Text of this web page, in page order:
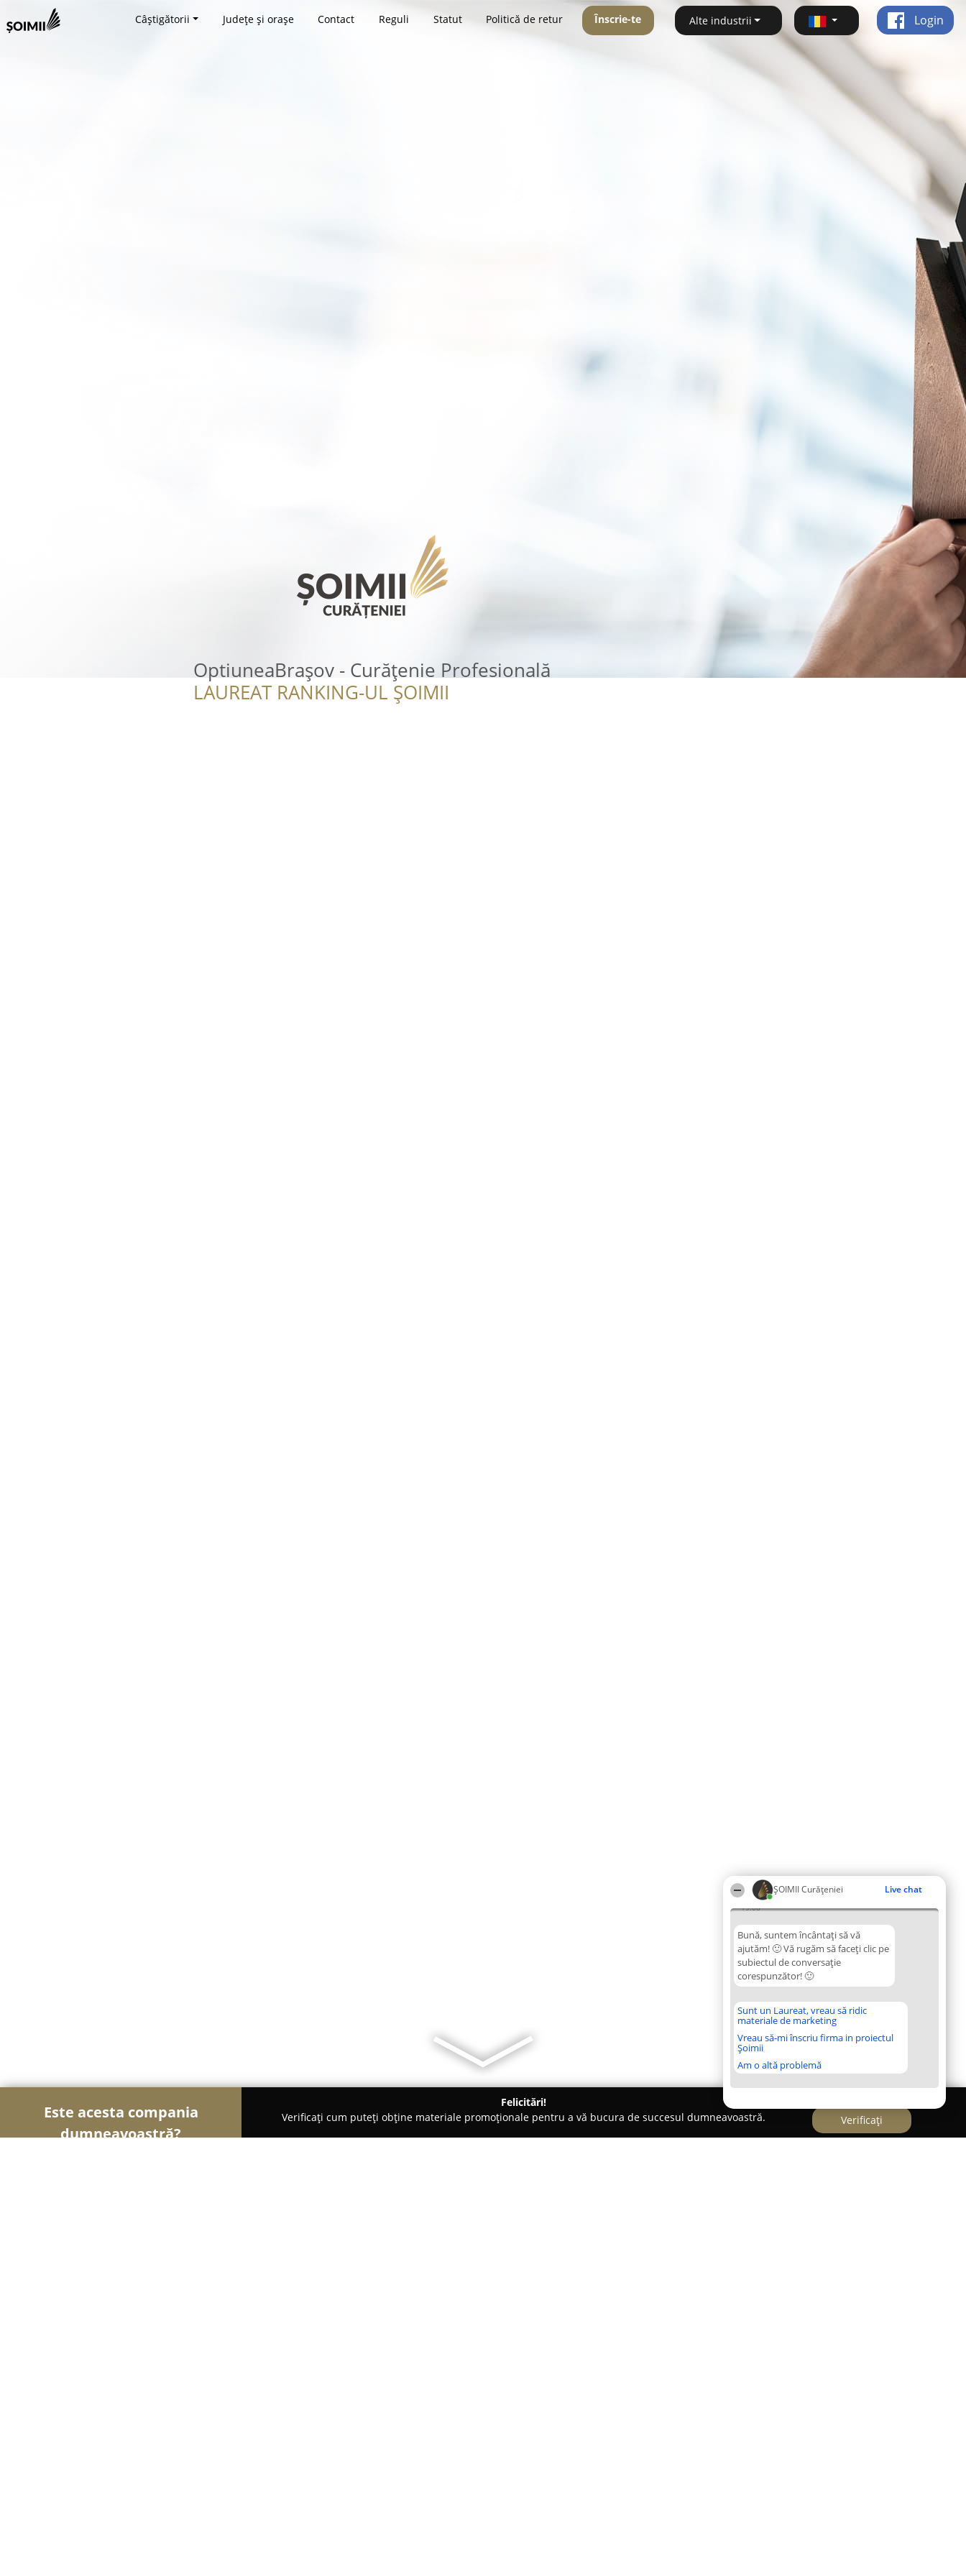
ȘOIMII Curățeniei Live chat
19:08
Bună, suntem încântați să vă
ajutăm! 🙂 Vă rugăm să faceți clic pe
subiectul de conversație
corespunzător! 🙂
Sunt un Laureat, vreau să ridic
materiale de marketing
Vreau să-mi înscriu firma in proiectul
Șoimii
Am o altă problemă
Câștigătorii Județe și orașe Contact Reguli Statut Politică de retur Înscrie-te Alte industrii Login
OptiuneaBrașov - Curățenie Profesională
LAUREAT RANKING-UL ȘOIMII
Este acesta compania
dumneavoastră?
Felicitări!
Verificați cum puteți obține materiale promoționale pentru a vă bucura de succesul dumneavoastră.
Verificați